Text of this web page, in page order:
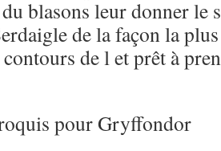
blasons leur donner le
de la façon la
de l et prêt à
pour Gryffondor